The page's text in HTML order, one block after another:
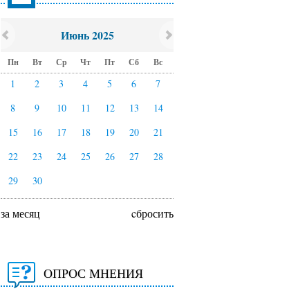
Июнь 2025
Пн Вт Ср Чт Пт Сб Вс
1 2 3 4 5 6
7
8
9 10 11 12 13
14
15
16 17 18 19 20
21
22
23 24 25 26 27
28
29
30
за месяц cбросить
ОПРОС МНЕНИЯ